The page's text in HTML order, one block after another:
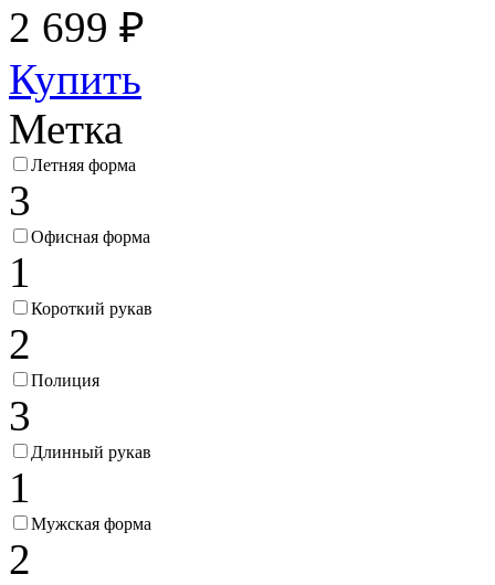
2 699 ₽
Купить
Метка
Летняя форма
3
Офисная форма
1
Короткий рукав
2
Полиция
3
Длинный рукав
1
Мужская форма
2